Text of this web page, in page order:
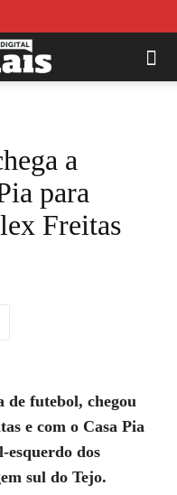
a
para
Freitas
de futebol, chegou
e com o Casa Pia
dos
sul do Tejo.